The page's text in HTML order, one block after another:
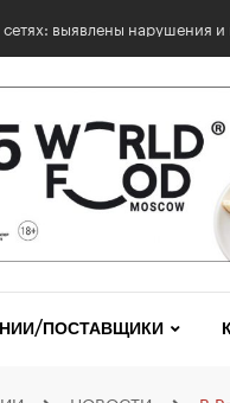
выявлены нарушения и
ПОСТАВЩИКИ